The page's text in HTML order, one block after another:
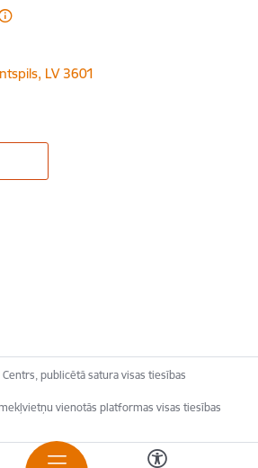
LV 3601
publicētā satura visas tiesības
vienotās platformas visas tiesības